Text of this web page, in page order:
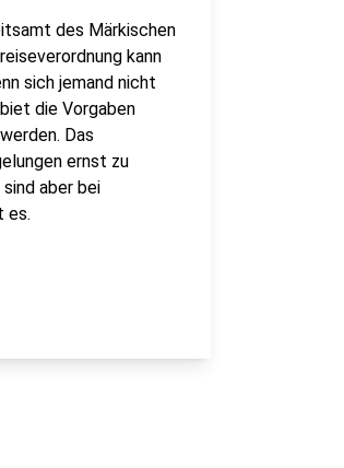
des Märkischen
kann
sich jemand nicht
die Vorgaben
Das
ernst zu
aber bei
es.